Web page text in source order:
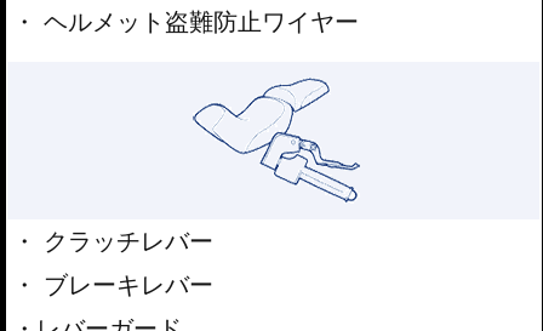
ヘルメット盗難防止ワイヤー
クラッチレバー
ブレーキレバー